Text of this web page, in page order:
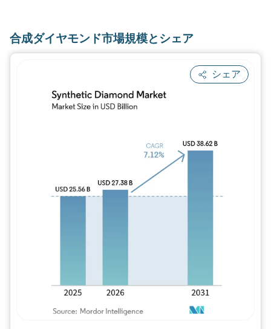
合成ダイヤモンド市場規模とシェア
シェア